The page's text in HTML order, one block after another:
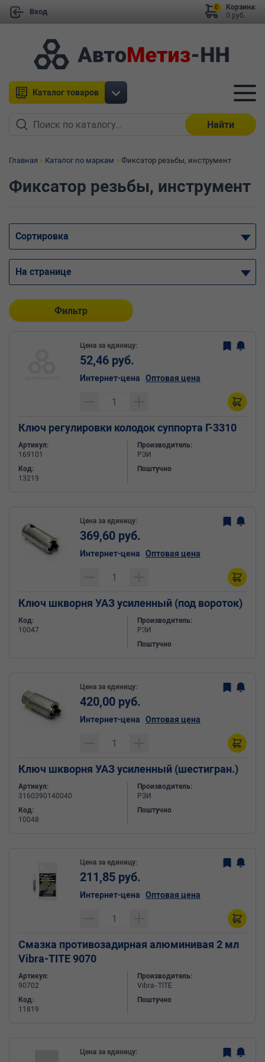
Вход
Корзина:
0 руб.
0
Каталог товаров
Найти
Главная Каталог по маркам Фиксатор резьбы, инструмент
Фиксатор резьбы, инструмент
Сортировка
На странице
Фильтр
Ключ регулировки колодок суппорта Г-3310
Артикул:
169101
Код:
13219
Производитель:
РЗИ
Поштучно
Цена за единицу:
52,46 руб.
Интернет-цена Оптовая цена
Ключ шкворня УАЗ усиленный (под вороток)
Код:
10047
Производитель:
РЗИ
Поштучно
Цена за единицу:
369,60 руб.
Интернет-цена Оптовая цена
Ключ шкворня УАЗ усиленный (шестигран.)
Артикул:
3160390140040
Код:
10048
Производитель:
РЗИ
Поштучно
Цена за единицу:
420,00 руб.
Интернет-цена Оптовая цена
Смазка противозадирная алюминивая 2 мл
Vibra-TITE 9070
Артикул:
90702
Код:
11819
Производитель:
Vibra- TITE
Поштучно
Цена за единицу:
211,85 руб.
Интернет-цена Оптовая цена
Цена за единицу: